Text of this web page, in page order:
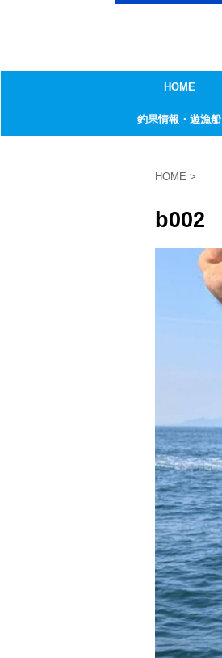
HOME
釣果情報・遊漁船
HOME >
b002